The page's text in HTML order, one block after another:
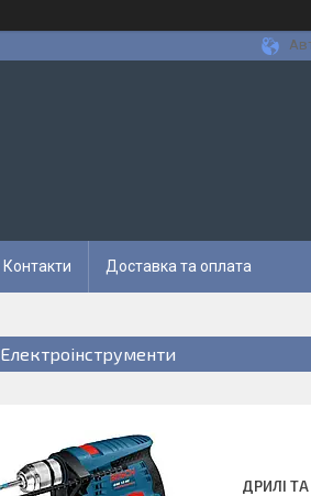
Контакти Доставка та оплата
Електроінструменти
ДРИЛІ